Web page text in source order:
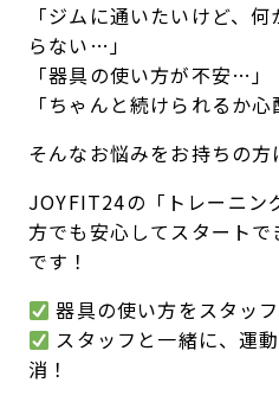
店舗情報・サービス
店舗へのお問い合わせ
Appで入会手続き
入会を悩まれている方へトップ
アクセス
よくあるご質問
JOYFIT総合トップ
JOYFIT24
JOYFIT+
「ジムに通いたいけど、
らない…」
「器具の使い方が不安…」
「ちゃんと続けられるか心
そんなお悩みをお持ちの方
JOYFIT24の「トレーニン
方でも安心してスタート
です！
器具の使い方をスタッ
スタッフと一緒に、運
消！